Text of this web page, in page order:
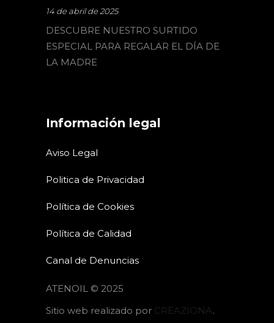
14 de abril de 2025
DESCUBRE NUESTRO SURTIDO
ESPECIAL PARA REGALAR EL DÍA DE
LA MADRE
Información legal
Aviso Legal
Politica de Privacidad
Política de Cookies
Política de Calidad
Canal de Denuncias
ATENOIL © 2025
Sitio web realizado por CREAZIONA.